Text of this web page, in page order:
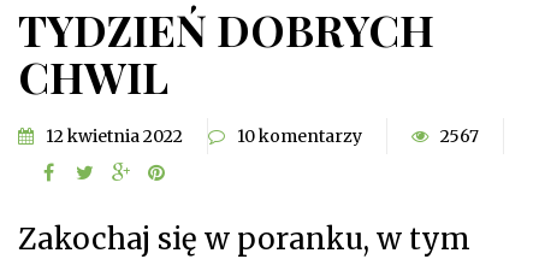
TYDZIEŃ DOBRYCH
CHWIL
12 kwietnia 2022 10 komentarzy 2567
Zakochaj się w poranku, w tym